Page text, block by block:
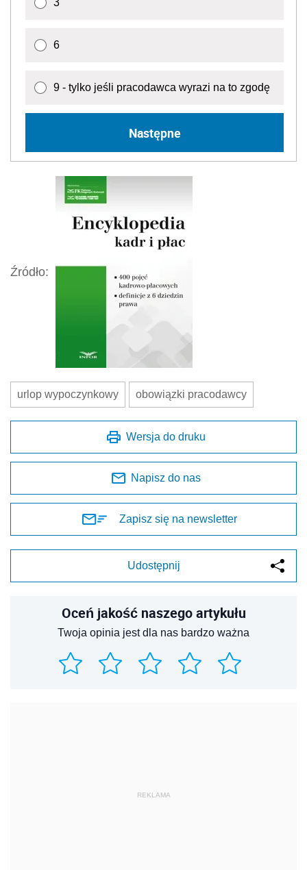
3
6
9 - tylko jeśli pracodawca wyrazi na to zgodę
Następne
Źródło:
urlop wypoczynkowy obowiązki pracodawcy
Wersja do druku
Napisz do nas
Zapisz się na newsletter
Udostępnij
Oceń jakość naszego artykułu
Twoja opinia jest dla nas bardzo ważna
REKLAMA